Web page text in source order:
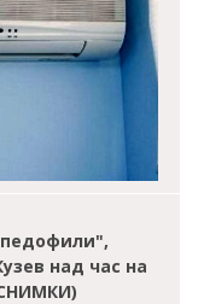
педофили",
над час на